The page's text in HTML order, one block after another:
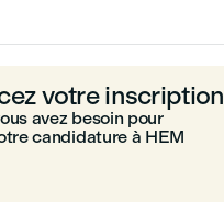
votre inscription
avez besoin pour
candidature à HEM